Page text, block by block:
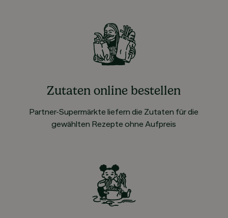
Zutaten online bestellen
Partner-Supermärkte liefern die Zutaten für die
gewählten Rezepte ohne Aufpreis